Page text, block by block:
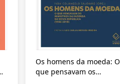
Os homens da moeda: O
que pensavam os